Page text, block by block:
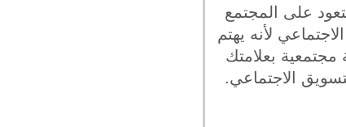
على المجتمع
لأنه يهتم
مجتمعية بعلامتك
الاجتماعي.